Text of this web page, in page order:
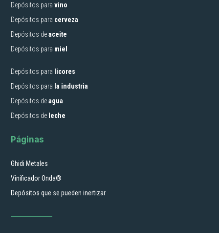
Depósitos paravino
Depósitos para cerveza
Depósitos deaceite
Depósitos para miel
Depósitos para licores
Depósitos para la industria
Depósitos deagua
Depósitos de leche
Páginas
Ghidi Metales
Vinificador Onda®
Depósitos que se pueden inertizar